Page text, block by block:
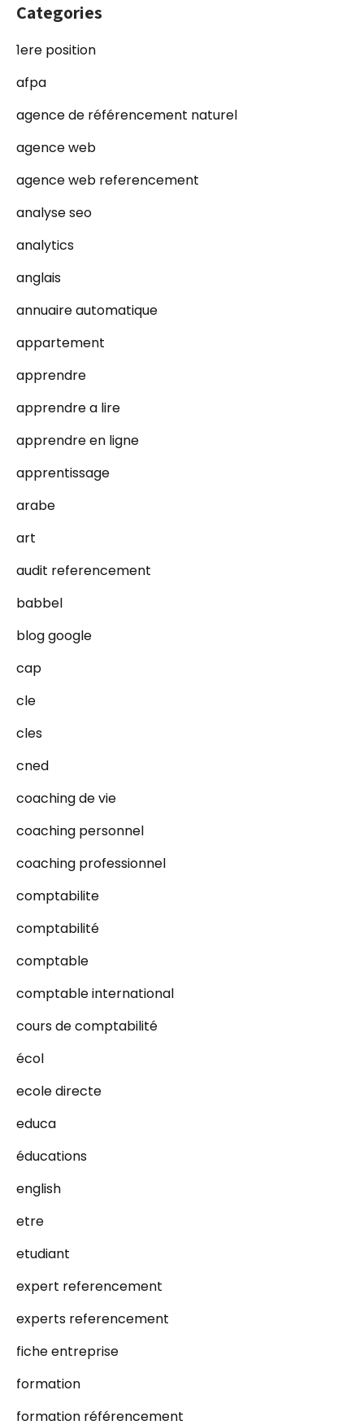
Categories
1ere position
afpa
agence de référencement naturel
agence web
agence web referencement
analyse seo
analytics
anglais
annuaire automatique
appartement
apprendre
apprendre a lire
apprendre en ligne
apprentissage
arabe
art
audit referencement
babbel
blog google
cap
cle
cles
cned
coaching de vie
coaching personnel
coaching professionnel
comptabilite
comptabilité
comptable
comptable international
cours de comptabilité
écol
ecole directe
educa
éducations
english
etre
etudiant
expert referencement
experts referencement
fiche entreprise
formation
formation référencement